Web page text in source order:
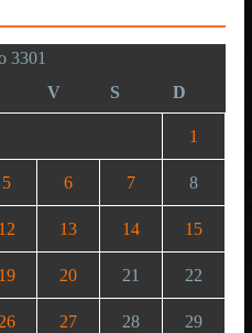
3301
V S D
1
5 6 7 8
12 13 14 15
19 20 21 22
26 27 28 29